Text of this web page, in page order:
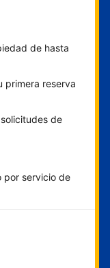
de hasta
primera reserva
de
por servicio de